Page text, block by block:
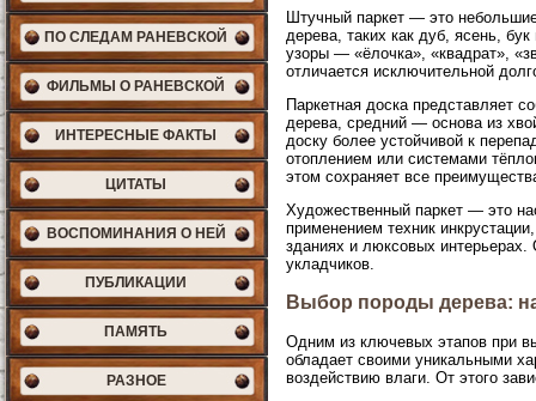
ПО СЛЕДАМ РАНЕВСКОЙ
ФИЛЬМЫ О РАНЕВСКОЙ
ИНТЕРЕСНЫЕ ФАКТЫ
ЦИТАТЫ
ВОСПОМИНАНИЯ О НЕЙ
ПУБЛИКАЦИИ
ПАМЯТЬ
РАЗНОЕ
Штучный паркет — это
дерева, таких как дуб, ясень,
узоры — «ёлочка», «квадрат»,
отличается исключительной
Паркетная доска представляет
дерева, средний — основа из
доску более устойчивой к
отоплением или системами
этом сохраняет все
Художественный паркет — это
применением техник
зданиях и люксовых интерьерах.
укладчиков.
Выбор породы дерева:
Одним из ключевых этапов при
обладает своими уникальными
воздействию влаги. От этого